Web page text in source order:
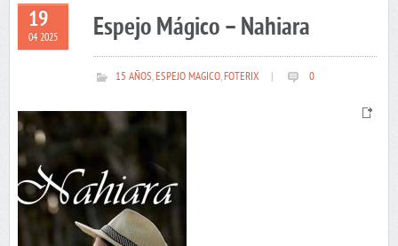
19
04 2025 Espejo Mágico – Nahiara
15 AÑOS,ESPEJO MAGICO,FOTERIX 0